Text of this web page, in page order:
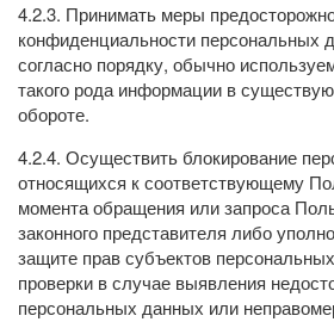
4.2.3. Принимать меры
конфиденциальности персональных
согласно порядку, обычно
такого рода информации в
обороте.
4.2.4. Осуществить блокирование
относящихся к соответствующему
момента обращения или запроса
законного представителя либо
защите прав субъектов
проверки в случае выявления
персональных данных или